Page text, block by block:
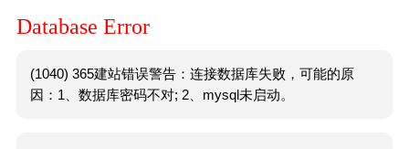
Database Error
(1040) 365建站错误警告：连接数据库失败，可能的原
因：1、数据库密码不对; 2、mysql未启动。